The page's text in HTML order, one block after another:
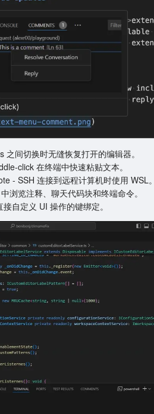
之间切换时无缝恢复打开的编辑器。
click 在终端中快速粘贴文本。
- SSH 连接到远程计算机时使用 WSL
浏览注释、聊天代码块和终端命令。
自定义 UI 操作的键绑定。